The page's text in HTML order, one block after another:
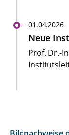
01.04.2026
Neue
Prof. Dr.-